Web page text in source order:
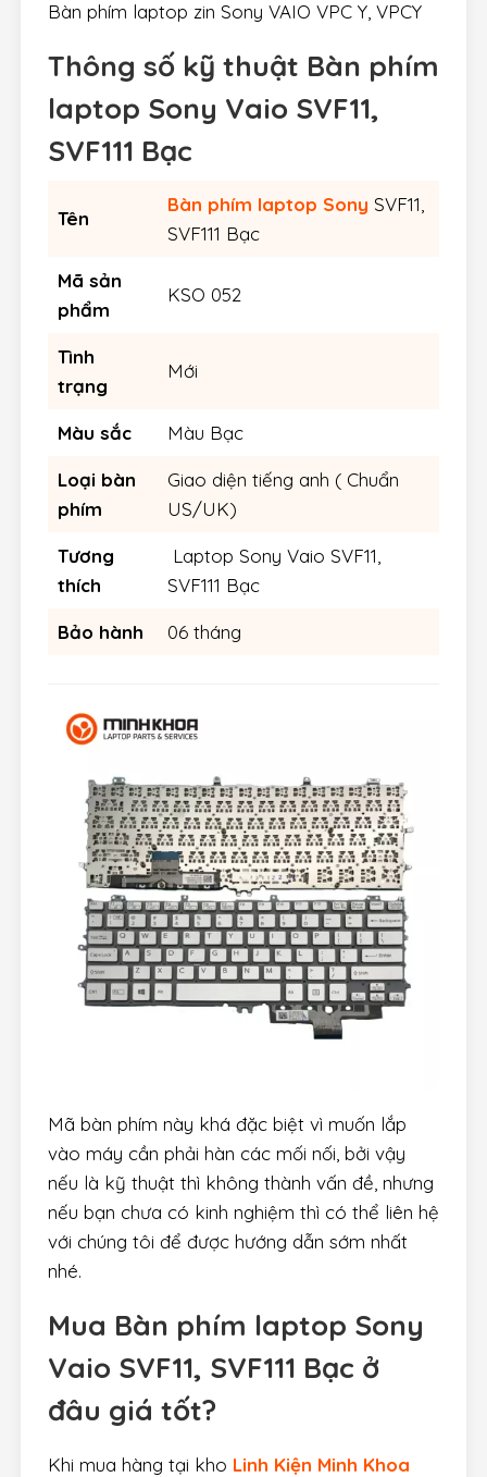
Bàn phím laptop zin Sony VAIO VPC Y, VPCY
Thông số kỹ thuật Bàn phím
laptop Sony Vaio SVF11,
SVF111 Bạc
Tên
Bàn phím laptop Sony SVF11,
SVF111 Bạc
Mã sản
phẩm
KSO 052
Tình
trạng
Mới
Màu sắc Màu Bạc
Loại bàn
phím
Giao diện tiếng anh ( Chuẩn
US/UK)
Tương
thích
Laptop Sony Vaio SVF11,
SVF111 Bạc
Bảo hành 06 tháng
Mã bàn phím này khá đặc biệt vì muốn lắp
vào máy cần phải hàn các mối nối, bởi vậy
nếu là kỹ thuật thì không thành vấn đề, nhưng
nếu bạn chưa có kinh nghiệm thì có thể liên hệ
với chúng tôi để được hướng dẫn sớm nhất
nhé.
Mua Bàn phím laptop Sony
Vaio SVF11, SVF111 Bạc ở
đâu giá tốt?
Khi mua hàng tại kho Linh Kiện Minh Khoa